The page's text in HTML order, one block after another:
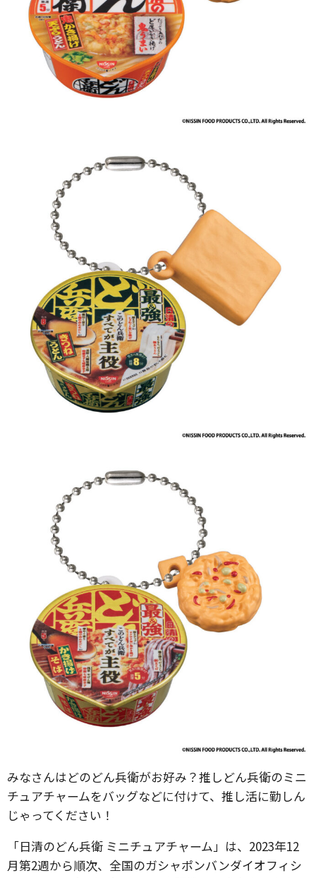
みなさんはどのどん兵衛がお好み？推しどん兵衛のミニ
チュアチャームをバッグなどに付けて、推し活に勤しん
じゃってください！
「日清のどん兵衛 ミニチュアチャーム」は、2023年12
⽉第2週から順次、全国のガシャポンバンダイオフィシ